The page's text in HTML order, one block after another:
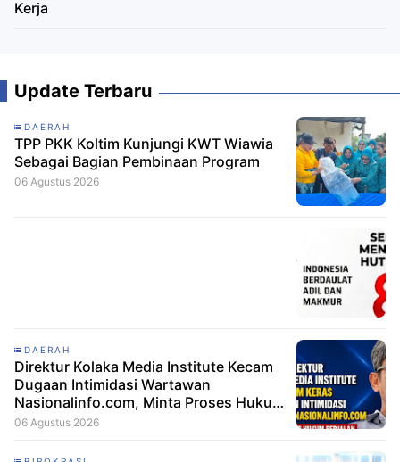
Kerja
Update Terbaru
DAERAH
TPP PKK Koltim Kunjungi KWT Wiawia
Sebagai Bagian Pembinaan Program
06 Agustus 2026
DAERAH
Direktur Kolaka Media Institute Kecam
Dugaan Intimidasi Wartawan
Nasionalinfo.com, Minta Proses Hukum
Berjalan
06 Agustus 2026